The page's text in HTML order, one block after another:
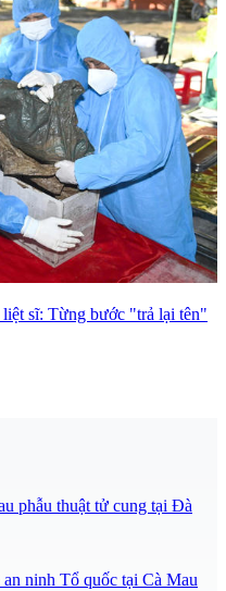
sĩ: Từng bước "trả lại tên"
phẫu thuật tử cung tại Đà
ninh Tổ quốc tại Cà Mau